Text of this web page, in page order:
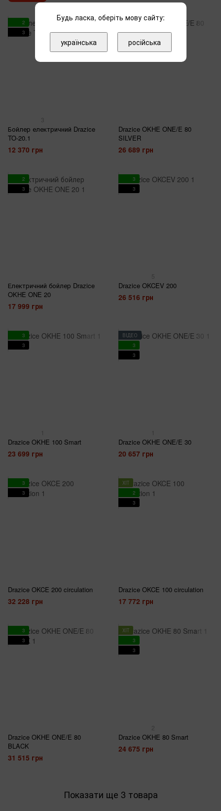
2
3
3
Бойлер електричний Drazice
TO-20.1
12 370 грн
3
3
Drazice OKHE ONE/E 80
SILVER
26 689 грн
2
3
Електричний бойлер Drazice
OKHE ONE 20
17 999 грн
3
3
5
Drazice OKCEV 200
26 516 грн
3
3
1
Drazice OKHE 100 Smart
23 699 грн
ВІДЕО
3
3
1
Drazice OKHE ONE/E 30
20 657 грн
3
3
Drazice OKCE 200 circulation
32 228 грн
ХІТ
2
3
Drazice OKCE 100 circulation
17 772 грн
3
3
Drazice OKHE ONE/E 80
BLACK
31 515 грн
ХІТ
3
3
2
Drazice OKHE 80 Smart
24 675 грн
Показати ще 3 товара
Будь ласка, оберіть мову сайту:
українська російська